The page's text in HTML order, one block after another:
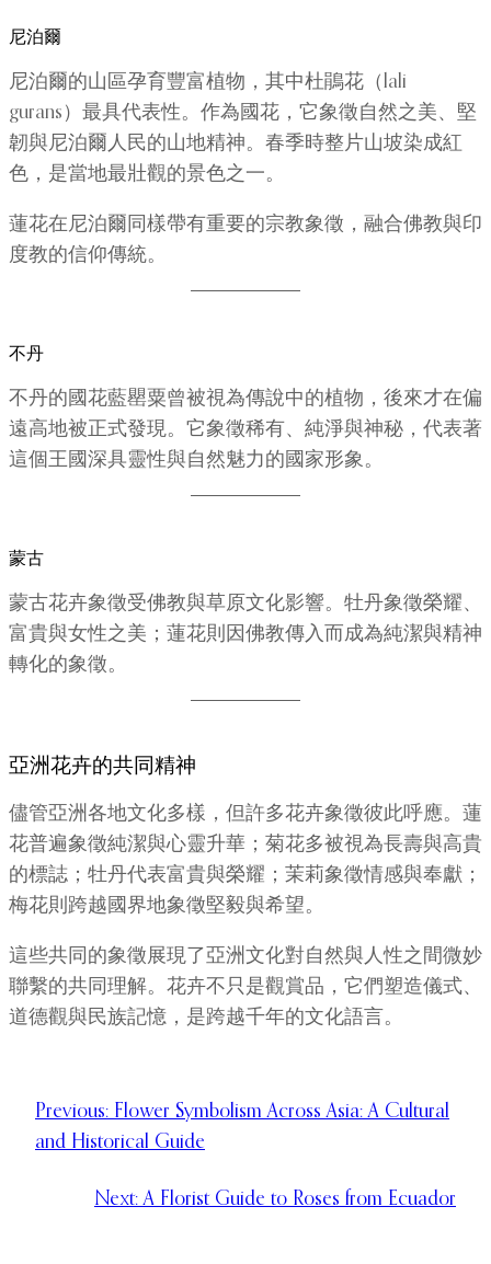
尼泊爾
尼泊爾的山區孕育豐富植物，其中杜鵑花（lali
gurans）最具代表性。作為國花，它象徵自然之美、堅
韌與尼泊爾人民的山地精神。春季時整片山坡染成紅
色，是當地最壯觀的景色之一。
蓮花在尼泊爾同樣帶有重要的宗教象徵，融合佛教與印
度教的信仰傳統。
不丹
不丹的國花藍罌粟曾被視為傳說中的植物，後來才在偏
遠高地被正式發現。它象徵稀有、純淨與神秘，代表著
這個王國深具靈性與自然魅力的國家形象。
蒙古
蒙古花卉象徵受佛教與草原文化影響。牡丹象徵榮耀、
富貴與女性之美；蓮花則因佛教傳入而成為純潔與精神
轉化的象徵。
亞洲花卉的共同精神
儘管亞洲各地文化多樣，但許多花卉象徵彼此呼應。蓮
花普遍象徵純潔與心靈升華；菊花多被視為長壽與高貴
的標誌；牡丹代表富貴與榮耀；茉莉象徵情感與奉獻；
梅花則跨越國界地象徵堅毅與希望。
這些共同的象徵展現了亞洲文化對自然與人性之間微妙
聯繫的共同理解。花卉不只是觀賞品，它們塑造儀式、
道德觀與民族記憶，是跨越千年的文化語言。
Previous: Flower Symbolism Across Asia: A Cultural
and Historical Guide
Next: A Florist Guide to Roses from Ecuador